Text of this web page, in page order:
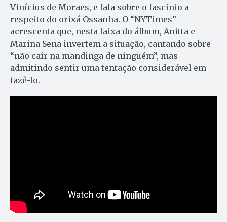
Vinícius de Moraes, e fala sobre o fascínio a
respeito do orixá Ossanha. O “NYTimes”
acrescenta que, nesta faixa do álbum, Anitta e
Marina Sena invertem a situação, cantando sobre
“não cair na mandinga de ninguém”, mas
admitindo sentir uma tentação considerável em
fazê-lo.